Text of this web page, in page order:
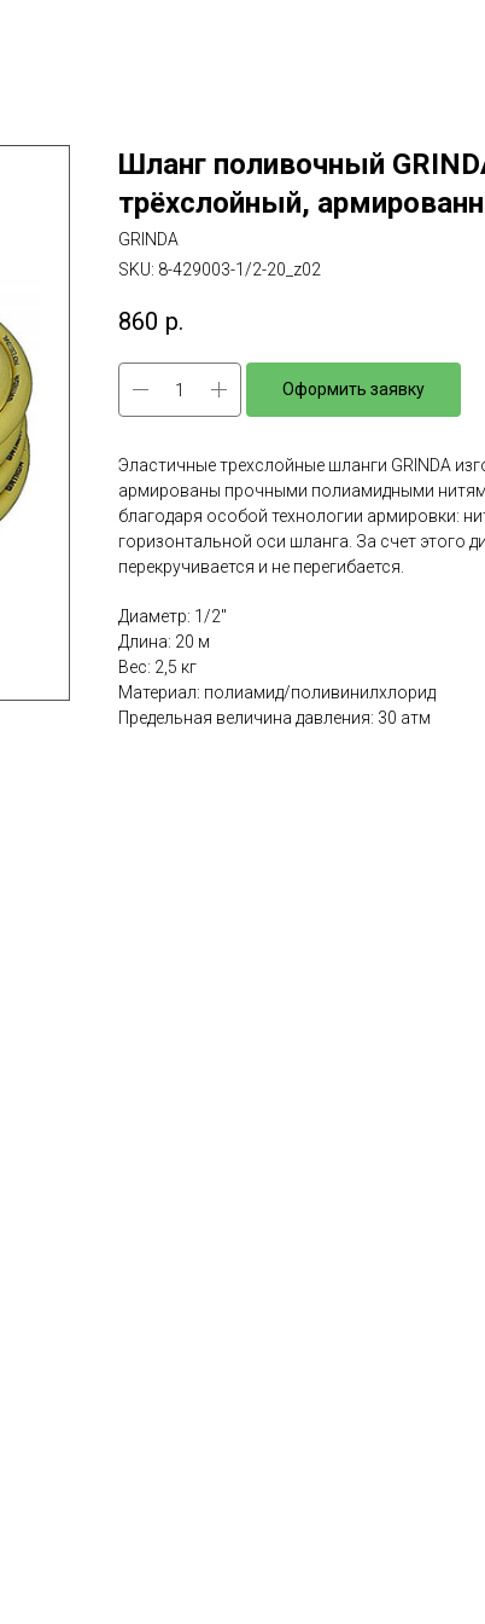
Шланг поливочный
трёхслойный,
GRINDA
SKU: 8-429003-1/2-20_z02
860 р.
Оформить заявку
Эластичные трехслойные шланги GRINDA
армированы прочными полиамидными
благодаря особой технологии армировки:
горизонтальной оси шланга. За счет этого
перекручивается и не перегибается.
Диаметр: 1/2"
Длина: 20 м
Вес: 2,5 кг
Материал: полиамид/поливинилхлорид
Предельная величина давления: 30 атм